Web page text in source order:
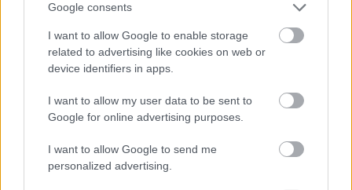
Google consents
I want to allow Google to enable storage
related to advertising like cookies on web or
device identifiers in apps.
I want to allow my user data to be sent to
Google for online advertising purposes.
I want to allow Google to send me
personalized advertising.
kedve folytatni, túl tudja-e tenni magát mindazon,
amin átment. Első lépcsőben tanácsadói
minőségben kapott szerződést, de ma már ő a ház
menedzser-igazgatója, és meg vagyok győződve
betöltse azt a funkciót, amit itt ma be kell töltenie, az
ő személye biztosítja a szellemi folytonosságot."